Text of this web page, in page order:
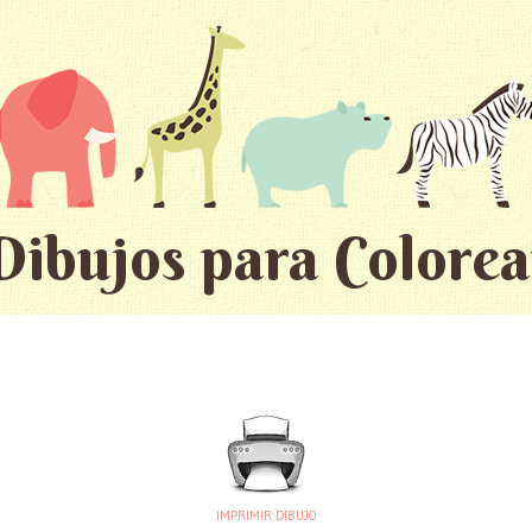
para
IMPRIMIR DIBUJO